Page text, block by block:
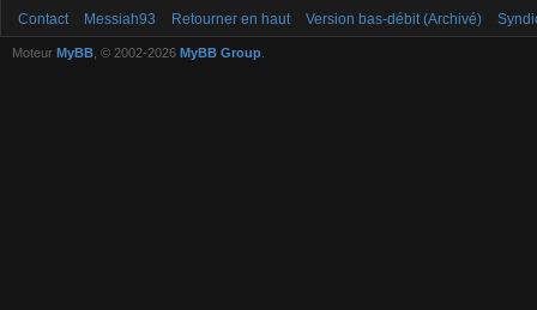
Contact Messiah93 Retourner en haut Version bas-débit (Archivé)
Moteur MyBB , © 2002-2026 MyBB Group